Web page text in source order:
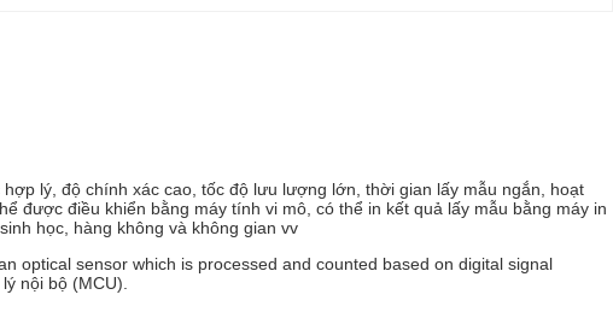
lý, độ chính xác cao, tốc độ lưu lượng lớn, thời gian lấy mẫu ngắn, hoạt
được điều khiển bằng máy tính vi mô, có thể in kết quả lấy mẫu bằng máy in
học, hàng không và không gian vv
optical sensor which is processed and counted based on digital signal
nội bộ (MCU).